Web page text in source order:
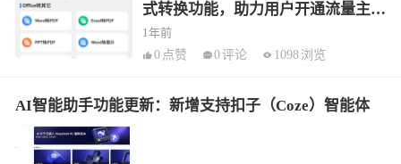
式转换功能，助力用户开通流量主引
流
1年前
0 点赞 0评论 1098 浏览
AI智能助手功能更新：新增支持扣子（Coze）智能体